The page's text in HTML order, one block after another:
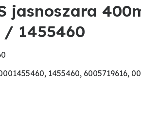
jasnoszara
/ 1455460
1455460, 6005719616,